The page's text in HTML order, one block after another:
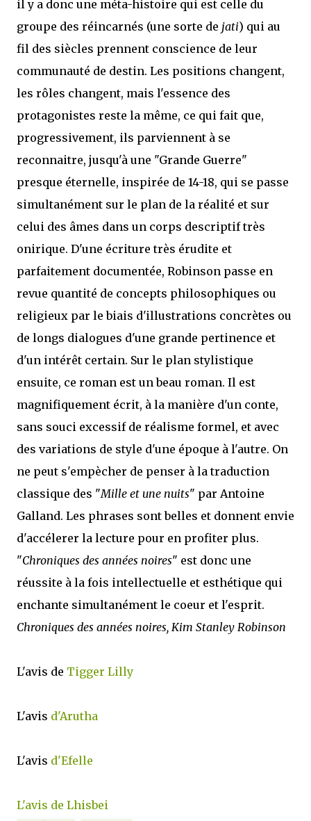
il y a donc une méta-histoire qui est celle du
groupe des réincarnés (une sorte de jati) qui au
fil des siècles prennent conscience de leur
communauté de destin. Les positions changent,
les rôles changent, mais l'essence des
protagonistes reste la même, ce qui fait que,
progressivement, ils parviennent à se
reconnaitre, jusqu'à une "Grande Guerre"
presque éternelle, inspirée de 14-18, qui se passe
simultanément sur le plan de la réalité et sur
celui des âmes dans un corps descriptif très
onirique. D'une écriture très érudite et
parfaitement documentée, Robinson passe en
revue quantité de concepts philosophiques ou
religieux par le biais d'illustrations concrètes ou
de longs dialogues d'une grande pertinence et
d'un intérêt certain. Sur le plan stylistique
ensuite, ce roman est un beau roman. Il est
magnifiquement écrit, à la manière d'un conte,
sans souci excessif de réalisme formel, et avec
des variations de style d'une époque à l'autre. On
ne peut s'empècher de penser à la traduction
classique des "Mille et une nuits" par Antoine
Galland. Les phrases sont belles et donnent envie
d'accélerer la lecture pour en profiter plus.
"Chroniques des années noires" est donc une
réussite à la fois intellectuelle et esthétique qui
enchante simultanément le coeur et l'esprit.
Chroniques des années noires, Kim Stanley Robinson
L'avis de Tigger Lilly
L'avis d'Arutha
L'avis d'Efelle
L'avis de Lhisbei